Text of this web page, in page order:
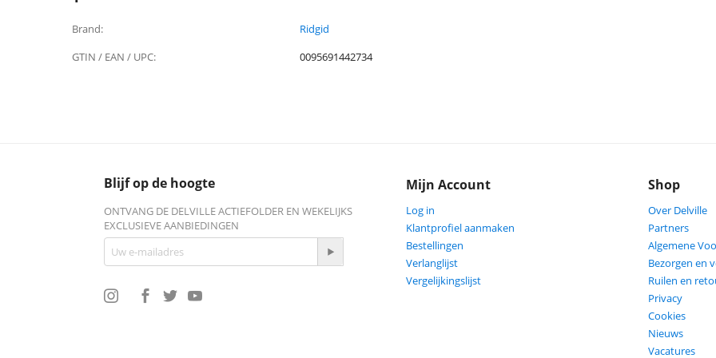
Brand:
Ridgid
GTIN / EAN / UPC:
0095691442734
Blijf op de hoogte
ONTVANG DE DELVILLE ACTIEFOLDER EN WEKELIJKS
EXCLUSIEVE AANBIEDINGEN
Mijn Account
Log in
Klantprofiel aanmaken
Bestellingen
Verlanglijst
Vergelijkingslijst
Shop
Over Delville
Partners
Algemene
Bezorgen en
Ruilen en
Privacy
Cookies
Nieuws
Vacatures